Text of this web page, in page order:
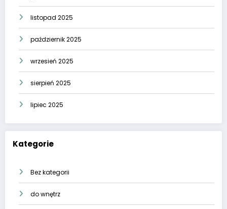
listopad 2025
październik 2025
wrzesień 2025
sierpień 2025
lipiec 2025
Kategorie
Bez kategorii
do wnętrz